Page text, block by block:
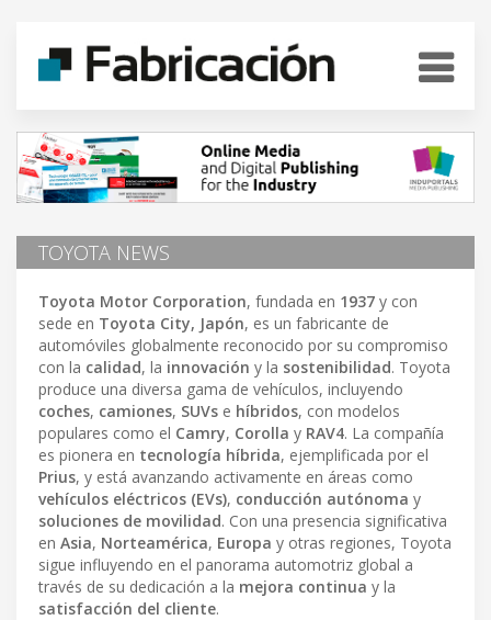
TOYOTA NEWS
Toyota Motor Corporation, fundada en 1937 y con
sede en Toyota City, Japón, es un fabricante de
automóviles globalmente reconocido por su compromiso
con la calidad, la innovación y la sostenibilidad. Toyota
produce una diversa gama de vehículos, incluyendo
coches, camiones, SUVs e híbridos, con modelos
populares como el Camry, Corolla y RAV4. La compañía
es pionera en tecnología híbrida, ejemplificada por el
Prius, y está avanzando activamente en áreas como
vehículos eléctricos (EVs), conducción autónoma y
soluciones de movilidad. Con una presencia significativa
en Asia, Norteamérica, Europa y otras regiones, Toyota
sigue influyendo en el panorama automotriz global a
través de su dedicación a la mejora continua y la
satisfacción del cliente.